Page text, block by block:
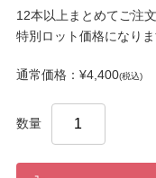
12本以上まとめてご注
特別ロット価格になり
通常価格：¥4,400(税込)
数量